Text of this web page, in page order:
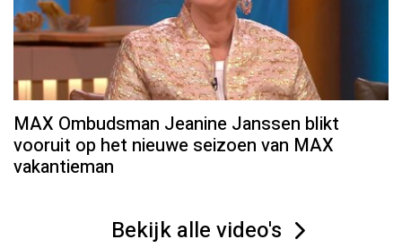
MAX Ombudsman Jeanine Janssen blikt
vooruit op het nieuwe seizoen van MAX
vakantieman
Bekijk alle video's